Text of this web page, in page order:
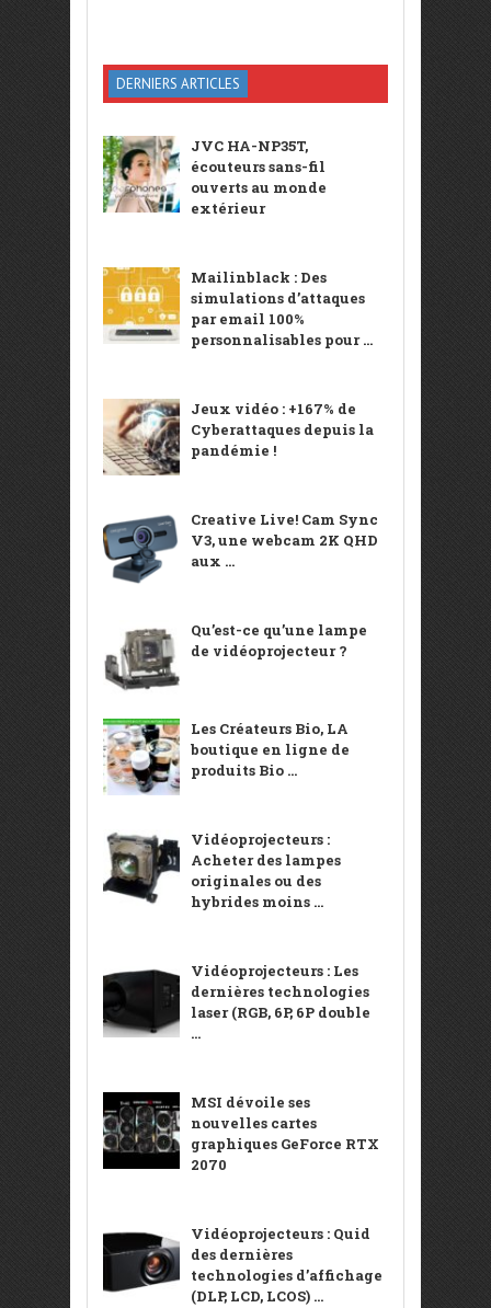
DERNIERS ARTICLES
JVC HA-NP35T,
écouteurs sans-fil
ouverts au monde
extérieur
Mailinblack : Des
simulations d’attaques
par email 100%
personnalisables pour ...
Jeux vidéo : +167% de
Cyberattaques depuis la
pandémie !
Creative Live! Cam Sync
V3, une webcam 2K QHD
aux ...
Qu’est-ce qu’une lampe
de vidéoprojecteur ?
Les Créateurs Bio, LA
boutique en ligne de
produits Bio ...
Vidéoprojecteurs :
Acheter des lampes
originales ou des
hybrides moins ...
Vidéoprojecteurs : Les
dernières technologies
laser (RGB, 6P, 6P double
...
MSI dévoile ses
nouvelles cartes
graphiques GeForce RTX
2070
Vidéoprojecteurs : Quid
des dernières
technologies d’affichage
(DLP, LCD, LCOS) ...